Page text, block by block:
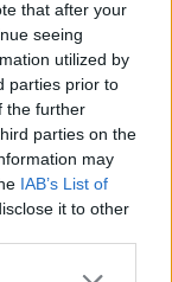
that after your
seeing
utilized by
parties prior to
the further
parties on the
may
IAB’s List of
it to other
more Google